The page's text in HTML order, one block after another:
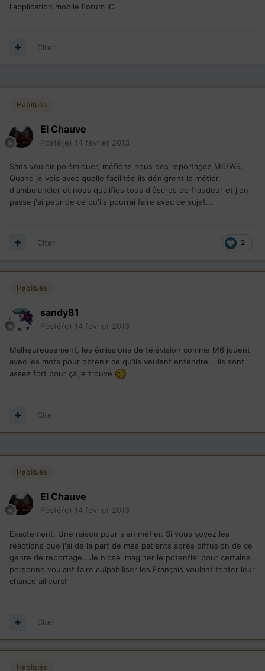
l'application mobile Forum IC
Citer
Habitués
El Chauve
Posté(e) 14 février 2013
Sans vouloir polémiquer, méfions nous des reportages M6/W9.
Quand je vois avec quelle facilitée ils dénigrent le métier
d'ambulancier et nous qualifies tous d'éscros de fraudeur et j'en
passe j'ai peur de ce qu'ils pourrai faire avec ce sujet...
2
Citer
Habitués
sandy81
Posté(e) 14 février 2013
Malheureusement, les émissions de télévision comme M6 jouent
avec les mots pour obtenir ce qu'ils veulent entendre... ils sont
assez fort pour ça je trouve
Citer
Habitués
El Chauve
Posté(e) 14 février 2013
Exactement. Une raison pour s'en méfier. Si vous voyez les
réactions que j'ai de la part de mes patients après diffusion de ce
genre de reportage.. Je n'ose imaginer le potentiel pour certaine
personne voulant faire culpabiliser les Français voulant tenter leur
chance ailleurs!
Citer
Habitués